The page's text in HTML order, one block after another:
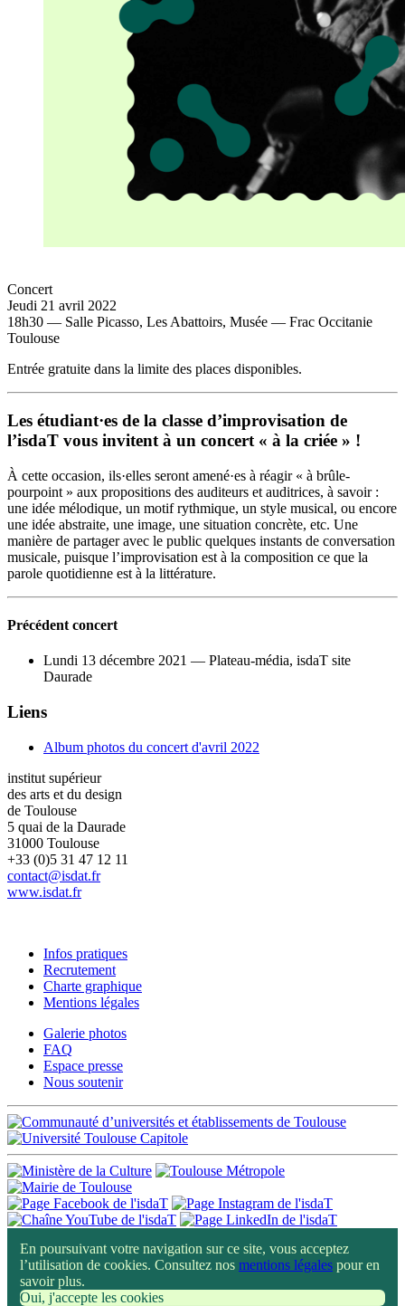
Concert
Jeudi 21 avril 2022
18h30 — Salle Picasso, Les Abattoirs, Musée — Frac Occitanie
Toulouse
Entrée gratuite dans la limite des places disponibles.
Les étudiant·es de la classe d’improvisation de
l’isdaT vous invitent à un concert « à la criée » !
À cette occasion, ils·elles seront amené·es à réagir « à brûle-
pourpoint » aux propositions des auditeurs et auditrices, à savoir :
une idée mélodique, un motif rythmique, un style musical, ou encore
une idée abstraite, une image, une situation concrète, etc. Une
manière de partager avec le public quelques instants de conversation
musicale, puisque l’improvisation est à la composition ce que la
parole quotidienne est à la littérature.
Précédent concert
Lundi 13 décembre 2021 — Plateau-média, isdaT site
Daurade
Liens
Album photos du concert d'avril 2022
institut supérieur
des arts et du design
de Toulouse
5 quai de la Daurade
31000 Toulouse
+33 (0)5 31 47 12 11
contact@isdat.fr
www.isdat.fr
Infos pratiques
Recrutement
Charte graphique
Mentions légales
Galerie photos
FAQ
Espace presse
Nous soutenir
En poursuivant votre navigation sur ce site, vous acceptez
l’utilisation de cookies. Consultez nos mentions légales pour en
savoir plus.
Oui, j'accepte les cookies